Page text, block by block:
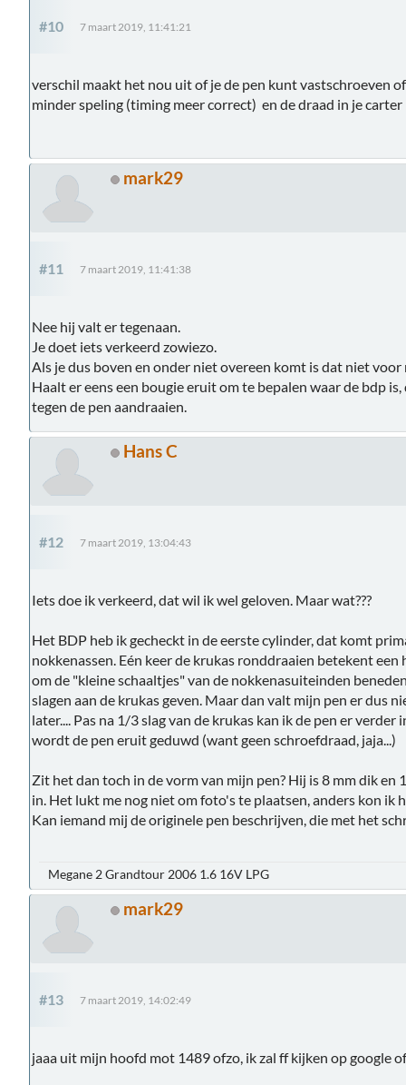
#10 7 maart 2019, 11:41:21
verschil maakt het nou uit of je de pen kunt vastschroeven
minder speling (timing meer correct) en de draad in je
mark29
#11 7 maart 2019, 11:41:38
Nee hij valt er tegenaan.
Je doet iets verkeerd zowiezo.
Als je dus boven en onder niet overeen komt is dat niet voor
Haalt er eens een bougie eruit om te bepalen waar de bdp
tegen de pen aandraaien.
Hans C
#12 7 maart 2019, 13:04:43
Iets doe ik verkeerd, dat wil ik wel geloven. Maar wat???
Het BDP heb ik gecheckt in de eerste cylinder, dat komt
nokkenassen. Eén keer de krukas ronddraaien betekent een
om de "kleine schaaltjes" van de nokkenasuiteinden
slagen aan de krukas geven. Maar dan valt mijn pen er dus
later.... Pas na 1/3 slag van de krukas kan ik de pen er
wordt de pen eruit geduwd (want geen schroefdraad, jaja...)
Zit het dan toch in de vorm van mijn pen? Hij is 8 mm dik en
in. Het lukt me nog niet om foto's te plaatsen, anders kon ik
Kan iemand mij de originele pen beschrijven, die met het
Megane 2 Grandtour 2006 1.6 16V LPG
mark29
#13 7 maart 2019, 14:02:49
jaaa uit mijn hoofd mot 1489 ofzo, ik zal ff kijken op google